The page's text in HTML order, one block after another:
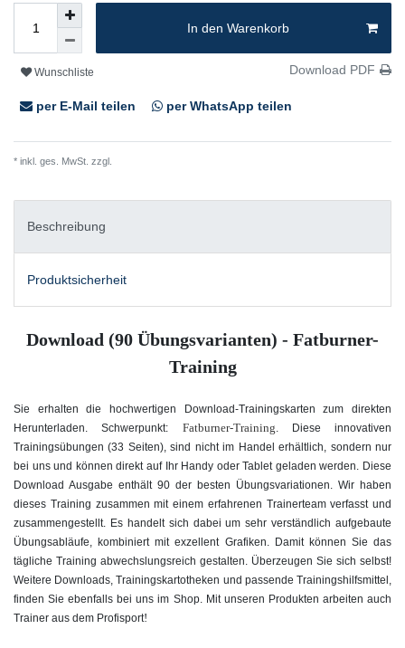
In den Warenkorb
Wunschliste Download PDF
per E-Mail teilen per WhatsApp teilen
* inkl. ges. MwSt. zzgl.
Beschreibung
Produktsicherheit
Download (90 Übungsvarianten) - Fatburner-
Training
Sie erhalten die hochwertigen Download-Trainingskarten zum direkten
Herunterladen. Schwerpunkt: Fatburner-Training . Diese innovativen
Trainingsübungen (33 Seiten), sind nicht im Handel erhältlich, sondern nur
bei uns und können direkt auf Ihr Handy oder Tablet geladen werden. Diese
Download Ausgabe enthält 90 der besten Übungsvariationen. Wir haben
dieses Training zusammen mit einem erfahrenen Trainerteam verfasst und
zusammengestellt. Es handelt sich dabei um sehr verständlich aufgebaute
Übungsabläufe, kombiniert mit exzellent Grafiken. Damit können Sie das
tägliche Training abwechslungsreich gestalten. Überzeugen Sie sich selbst!
Weitere Downloads, Trainingskartotheken und passende Trainingshilfsmittel,
finden Sie ebenfalls bei uns im Shop. Mit unseren Produkten arbeiten auch
Trainer aus dem Profisport!